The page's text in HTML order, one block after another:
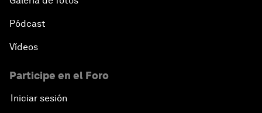
Pódcast
Vídeos
Participe en el Foro
Iniciar sesión